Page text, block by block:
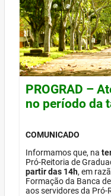
PROGRAD –
no período da
COMUNICADO
Informamos que, na
Pró-Reitoria de
partir das 14h, em
Formação da Banca
aos servidores da Pró-